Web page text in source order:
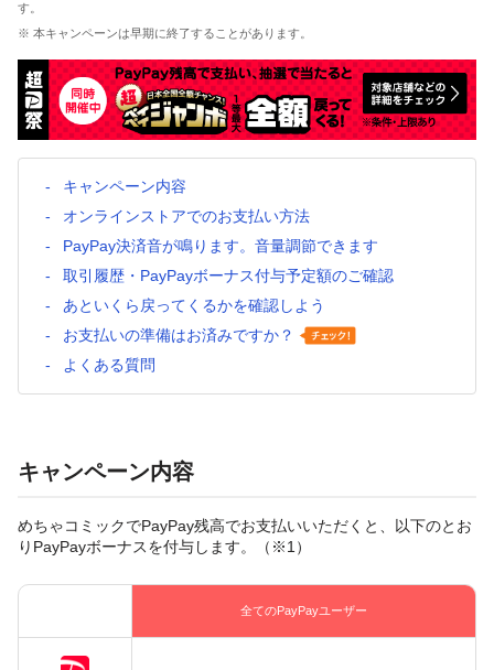
す。
※ 本キャンペーンは早期に終了することがあります。
キャンペーン内容
オンラインストアでのお支払い方法
PayPay決済音が鳴ります。音量調節できます
取引履歴・PayPayボーナス付与予定額のご確認
あといくら戻ってくるかを確認しよう
お支払いの準備はお済みですか？
よくある質問
キャンペーン内容
めちゃコミックでPayPay残高でお支払いいただくと、以下のとお
りPayPayボーナスを付与します。（※1）
全てのPayPayユーザー